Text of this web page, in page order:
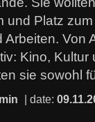
und Platz
Arbeiten. Von
Kino,
sie sowohl
| date: